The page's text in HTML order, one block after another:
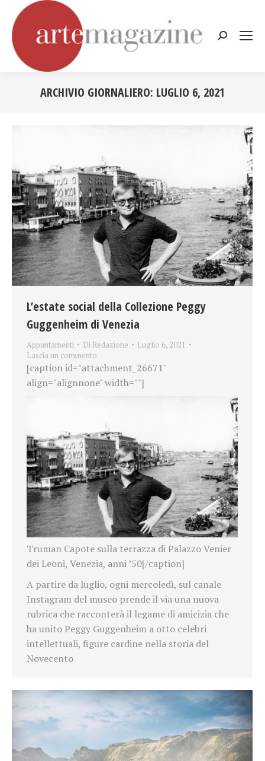
Cerca:
ARCHIVIO GIORNALIERO: LUGLIO 6, 2021
L’estate social della Collezione Peggy
Guggenheim di Venezia
Appuntamenti Di Redazione
Luglio 6, 2021
Lascia un commento
[caption id="attachment_26671"
align="alignnone" width=""]
Truman Capote sulla terrazza di Palazzo Venier
dei Leoni, Venezia, anni ’50[/caption]
A partire da luglio, ogni mercoledì, sul canale
Instagram del museo prende il via una nuova
rubrica che racconterà il legame di amicizia che
ha unito Peggy Guggenheim a otto celebri
intellettuali, figure cardine nella storia del
Novecento